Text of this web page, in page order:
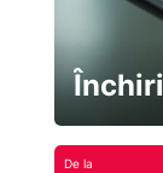
De la